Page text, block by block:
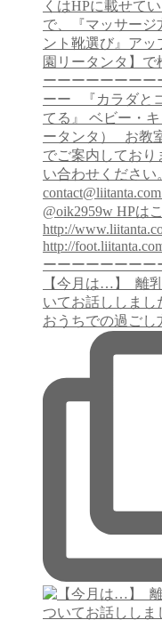
【今月は…】 ⁡ 離
いてお話ししまし
おうちでの過ごし